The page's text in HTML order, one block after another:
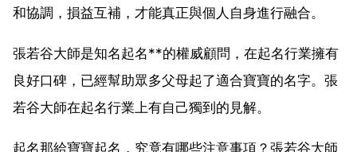
和協調，損益互補，才能真正與個人自身進行融合。
張若谷大師是知名起名**的權威顧問，在起名行業擁有
良好口碑，已經幫助眾多父母起了適合寶寶的名字。張
若谷大師在起名行業上有自己獨到的見解。
起名那給寶寶起名，究竟有哪些注意事項？張若谷大師